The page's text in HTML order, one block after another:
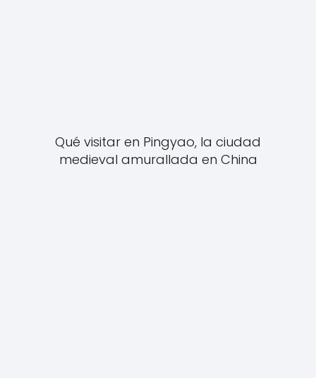
Qué visitar en Pingyao, la ciudad
medieval amurallada en China